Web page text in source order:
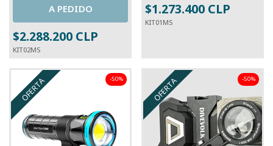
A PEDIDO
$2.288.200 CLP
KIT02MS
$1.273.400 CLP
KIT01MS
OFERTA -50% OFERTA -50%